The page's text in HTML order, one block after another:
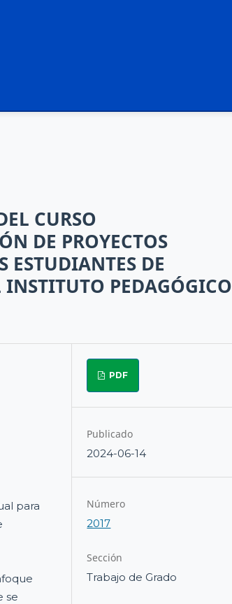
CURSO
DE PROYECTOS
ESTUDIANTES DE
PEDAGÓGICO
para
se
PDF
Publicado
2024-06-14
Número
2017
Sección
Trabajo de Grado